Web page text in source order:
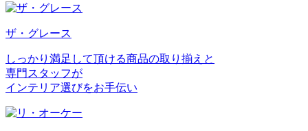
ザ・グレース
しっかり満足して頂ける商品の取り揃えと
専門スタッフが
インテリア選びをお手伝い